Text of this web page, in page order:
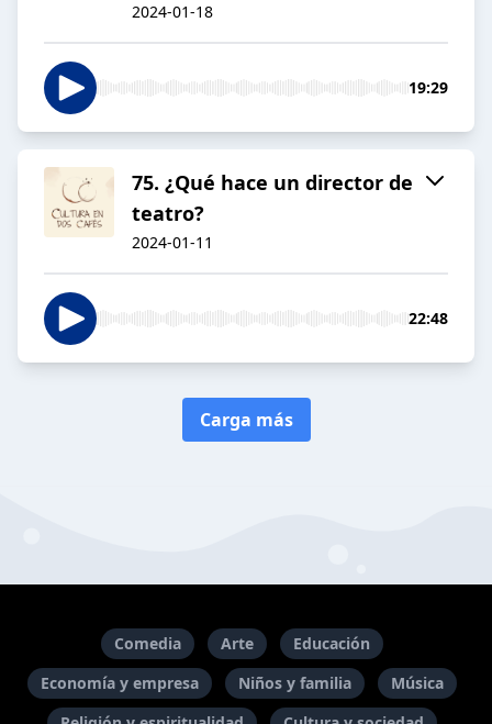
2024-01-18
19:29
75. ¿Qué hace un director de
teatro?
2024-01-11
22:48
Carga más
Comedia Arte
Educación
Economía y empresa
Niños y familia
Música